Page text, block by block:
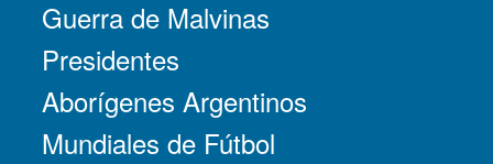
Guerra de Malvinas
Presidentes
Aborígenes Argentinos
Mundiales de Fútbol